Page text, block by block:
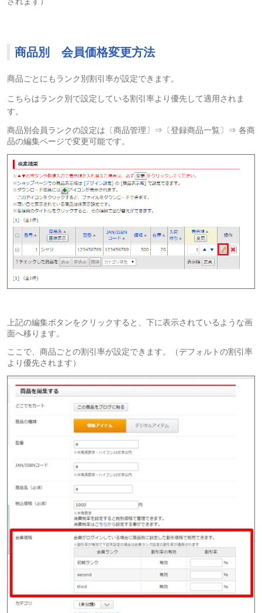
商品別 会員価格変更方法
商品ごとにもランク別割引率が設定できます。
こちらはランク別で設定している割引率より優先して適用されま
す。
商品別会員ランクの設定は〔商品管理〕⇒〔登録商品一覧〕⇒ 各商
品の編集ページで変更可能です。
上記の編集ボタンをクリックすると、下に表示されているような画
面へ移ります。
ここで、商品ごとの割引率が設定できます。（デフォルトの割引率
より優先されます）